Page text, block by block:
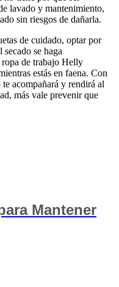
lavado y mantenimiento,
sin riesgos de dañarla.
de cuidado, optar por
secado se haga
de trabajo Helly
estás en faena. Con
acompañará y rendirá al
más vale prevenir que
Mantener